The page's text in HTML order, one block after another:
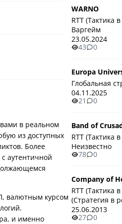
в реальном
из доступных
Более
аутентичной
валютным курсом
и именно
WARNO
RTT (Тактика
Варгейм
23.05.2024
43
0
Europa
Глобальная
04.11.2025
21
0
Band of
RTT (Тактика
Неизвестно
78
0
Company of
RTT (Тактика
(Стратегия в
25.06.2013
27
0